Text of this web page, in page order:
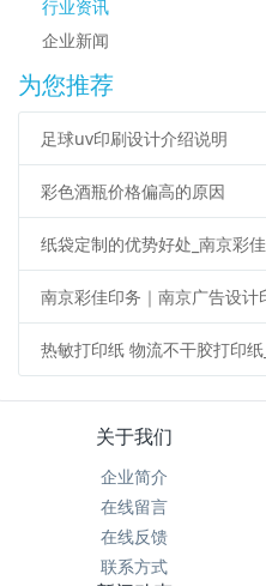
行业资讯
企业新闻
为您推荐
足球uv印刷设计介绍说明
彩色酒瓶价格偏高的原因
纸袋定制的优势好处_南京彩
南京彩佳印务｜南京广告设计
热敏打印纸 物流不干胶打印
关于我们
企业简介
在线留言
在线反馈
联系方式